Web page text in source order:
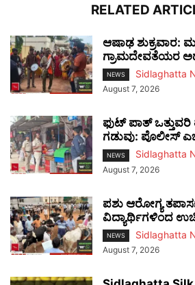
RELATED
ಆಷಾಢ ಶುಕ್ರವಾರ:
ಗ್ರಾಮದೇವತೆಯರ
NEWS Sidlaghatta
August 7, 2026
ಫುಟ್‌ ಪಾತ್
ಗಡುವು: ಪೊಲೀಸ್
NEWS Sidlaghatta
August 7, 2026
ಪಶು ಆರೋಗ್ಯ
ವಿದ್ಯಾರ್ಥಿಗಳಿಂದ
NEWS Sidlaghatta
August 7, 2026